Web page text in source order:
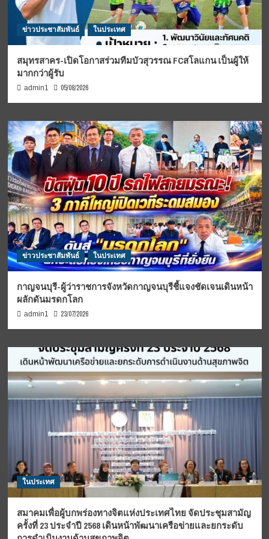
ข่าวประชาสัมพันธ์ ในประเทศ
สมุทรสาคร-เปิดโอกาสร่วมทีมบัวสุวรรณ FCสโลแกน เป็นผู้ให้
มากกว่าผู้รับ
admin1 05/08/2026
ข่าวประชาสัมพันธ์ ในประเทศ
กาญจนบุรี-ผู้ว่าราชการจังหวัดกาญจนบุรีชี้แจงชัดเจนเดินหน้า
ผลักดันมรดกโลก
admin1 23/07/2026
ในประเทศ
สมาคมเพื่อผู้บกพร่องทางจิตแห่งประเทศไทย จัดประชุมสามัญ
ครั้งที่ 23 ประจำปี 2568 เดินหน้าพัฒนาเครือข่ายและยกระดับ